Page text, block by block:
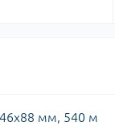
мм, 540 м